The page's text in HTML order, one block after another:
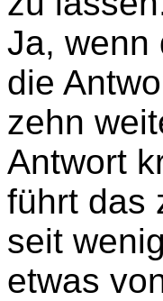
Ja, wenn
die
zehn
Antwort
führt das
seit
etwas